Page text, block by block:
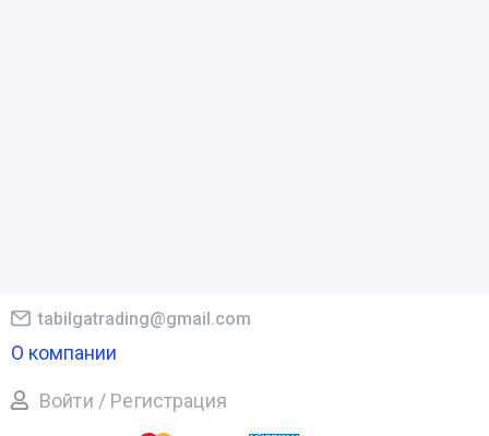
tabilgatrading@gmail.com
О компании
Войти / Регистрация